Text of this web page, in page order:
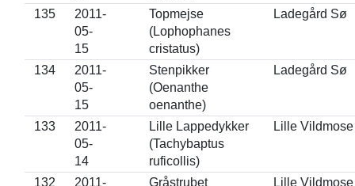
135
2011-
05-
15
Topmejse
(Lophophanes
cristatus)
Ladegård Sø
134
2011-
05-
15
Stenpikker
(Oenanthe
oenanthe)
Ladegård Sø
133
2011-
05-
14
Lille Lappedykker
(Tachybaptus
ruficollis)
Lille Vildmose
132 2011- Gråstrubet Lille Vildmose